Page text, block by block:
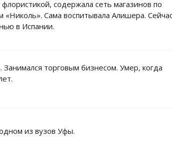
содержала сеть магазинов по
«Николь». Сама воспитывала Алишера.
в Испании.
торговым бизнесом. Умер, когда
из вузов Уфы.